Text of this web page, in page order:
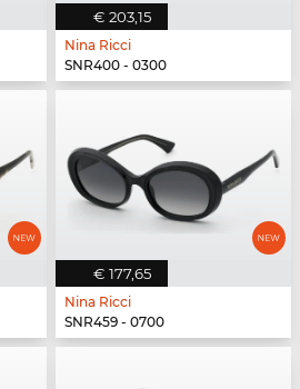
€ 203,15
Nina Ricci
SNR400 - 0300
€ 177,65
Nina Ricci
SNR459 - 0700